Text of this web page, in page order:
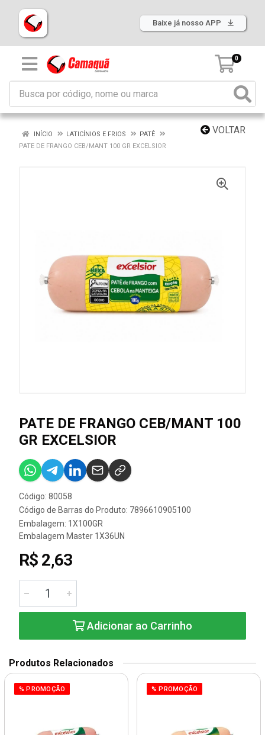
Baixe já nosso APP
0
VOLTAR
INÍCIO LATICÍNIOS E FRIOS
PATÊ
PATE DE FRANGO CEB/MANT 100 GR EXCELSIOR
PATE DE FRANGO CEB/MANT 100
GR EXCELSIOR
Código: 80058
Código de Barras do Produto: 7896610905100
Embalagem: 1X100GR
Embalagem Master 1X36UN
R$ 2,63
Adicionar ao Carrinho
Produtos Relacionados
% PROMOÇÃO % PROMOÇÃO